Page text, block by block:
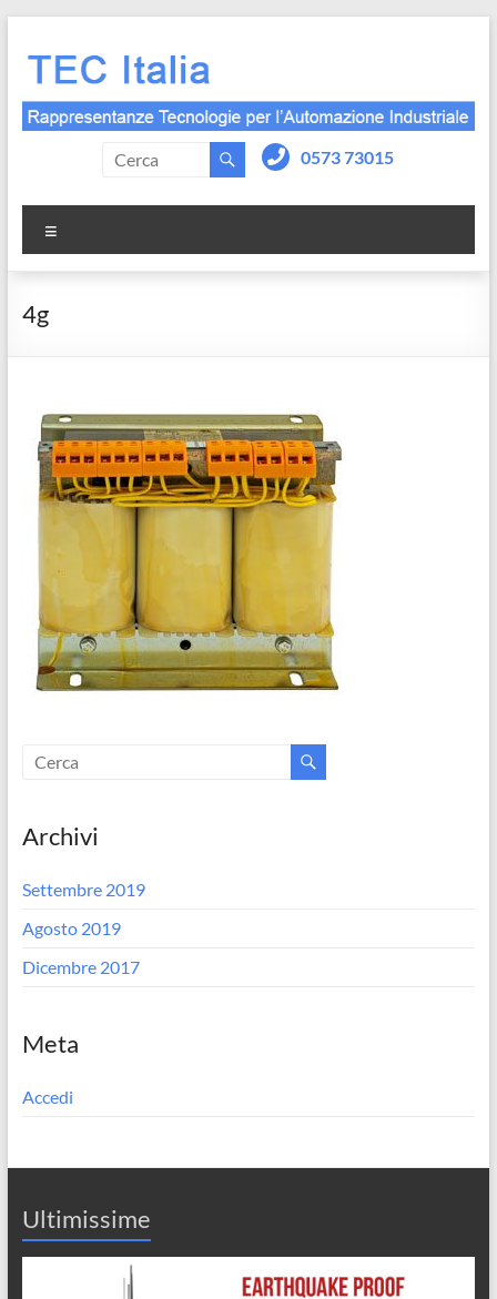
contenuto
0573 73015
4g
Archivi
Settembre 2019
Agosto 2019
Dicembre 2017
Meta
Accedi
Ultimissime